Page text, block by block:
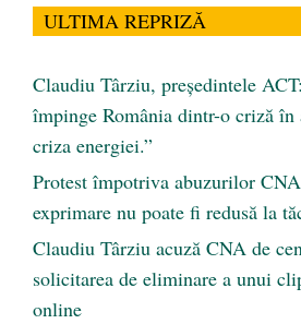
ULTIMA REPRIZĂ
Claudiu Târziu, președintele
împinge România dintr-o criză
criza energiei.”
Protest împotriva abuzurilor
exprimare nu poate fi redusă la
Claudiu Târziu acuză CNA de
solicitarea de eliminare a unui
online